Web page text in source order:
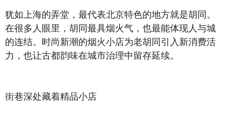
犹如上海的弄堂，最代表北京特色的地方就是胡同。
在很多人眼里，胡同最具烟火气，也最能体现人与城
的连结。时尚新潮的烟火小店为老胡同引入新消费活
力，也让古都韵味在城市治理中留存延续。
街巷深处藏着精品小店